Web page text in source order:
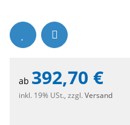
ab 392,70 €
inkl. 19% USt., zzgl. Versand